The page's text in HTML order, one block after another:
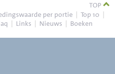
TOP
per portie | Top 10 |
| Links | Nieuws | Boeken